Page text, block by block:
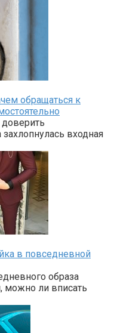
обращаться к
входная
в повседневной
образа
ли вписать